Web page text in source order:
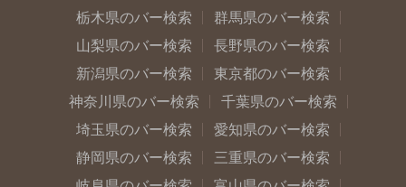
栃木県のバー検索
群馬県のバー検索
山梨県のバー検索
長野県のバー検索
新潟県のバー検索
東京都のバー検索
神奈川県のバー検索
千葉県のバー検索
埼玉県のバー検索
愛知県のバー検索
静岡県のバー検索
三重県のバー検索